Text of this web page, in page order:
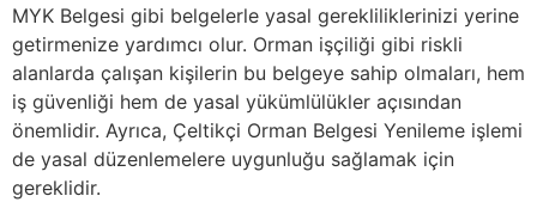
MYK Belgesi gibi belgelerle yasal gerekliliklerinizi yerine
getirmenize yardımcı olur. Orman işçiliği gibi riskli
alanlarda çalışan kişilerin bu belgeye sahip olmaları, hem
iş güvenliği hem de yasal yükümlülükler açısından
önemlidir. Ayrıca, Çeltikçi Orman Belgesi Yenileme işlemi
de yasal düzenlemelere uygunluğu sağlamak için
gereklidir.